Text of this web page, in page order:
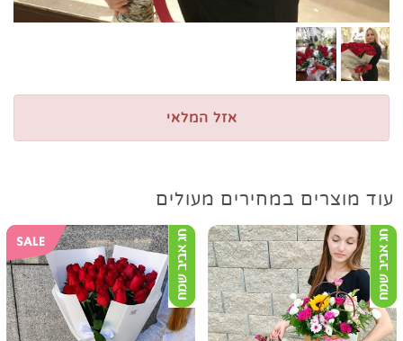
אזל המלאי
עוד מוצרים במחירים מעולים